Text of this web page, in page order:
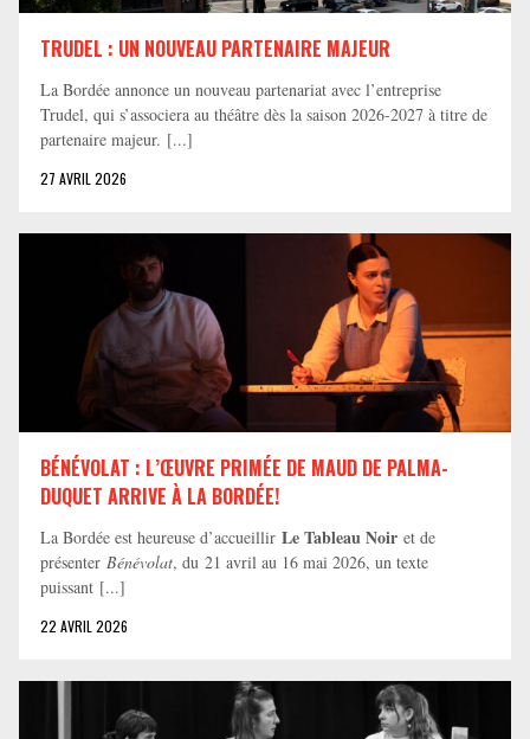
TRUDEL : UN NOUVEAU PARTENAIRE MAJEUR
La Bordée annonce un nouveau partenariat avec l’entreprise
Trudel, qui s’associera au théâtre dès la saison 2026-2027 à titre de
partenaire majeur. [...]
27 AVRIL 2026
BÉNÉVOLAT : L’ŒUVRE PRIMÉE DE MAUD DE PALMA-
DUQUET ARRIVE À LA BORDÉE!
La Bordée est heureuse d’accueillir Le Tableau Noir et de
présenter Bénévolat, du 21 avril au 16 mai 2026, un texte
puissant [...]
22 AVRIL 2026